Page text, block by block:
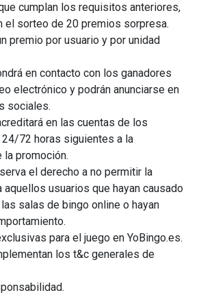
cumplan los requisitos anteriores,
el sorteo de 20 premios sorpresa.
premio por usuario y por unidad
en contacto con los ganadores
electrónico y podrán anunciarse en
sociales.
en las cuentas de los
72 horas siguientes a la
la promoción.
el derecho a no permitir la
aquellos usuarios que hayan causado
salas de bingo online o hayan
para el juego en YoBingo.es.
los t&c generales de